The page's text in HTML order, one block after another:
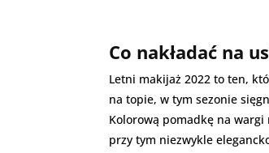
Co nakładać na
Letni makijaż 2022 to ten,
na topie, w tym sezonie
Kolorową pomadkę na
przy tym niezwykle